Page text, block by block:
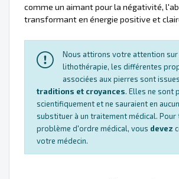
comme un aimant pour la négativité,
transformant en énergie positive et
Nous attirons votre attention
lithothérapie, les différentes
associées aux pierres sont
traditions et croyances. Elles ne sont
scientifiquement et ne sauraient en
substituer à un traitement médical. Pour
problème d'ordre médical, vous devez
votre médecin.